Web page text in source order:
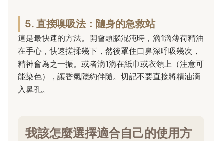
5. 直接嗅吸法：隨身的急救站
這是最快速的方法。開會頭腦混沌時，滴1滴薄荷精油
在手心，快速搓揉幾下，然後罩住口鼻深呼吸幾次，
精神會為之一振。或者滴1滴在紙巾或衣領上（注意可
能染色），讓香氣隱約伴隨。切記不要直接將精油滴
入鼻孔。
我該怎麼選擇適合自己的使用方